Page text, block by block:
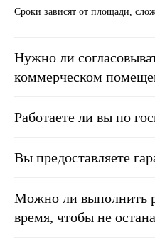
Сроки зависят от площади,
Нужно ли
коммерческом
Работаете ли вы по
Вы предоставляете
Можно ли выполнить
время, чтобы не